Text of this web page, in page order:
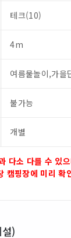
테크(10)
4m
여름물놀이,가을
불가능
개별
다소 다를 수 있으
캠핑장에 미리 확
)